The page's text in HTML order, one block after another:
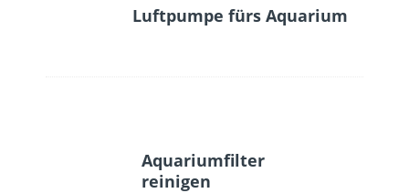
Luftpumpe fürs Aquarium
Aquariumfilter
reinigen